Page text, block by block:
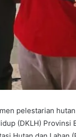
pelestarian
(DKLH)